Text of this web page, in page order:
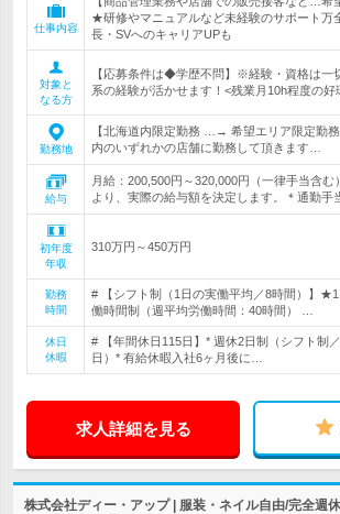
仕事内容
★研修やマニュアルなど未経験のサポート
長・SVへのキャリアUPも
対象と
なる方
【応募条件は◆学歴不問】※経験・資格は一
系の経験が活かせます！<残業月10h程度の好
勤務地
【北海道内限定勤務 …→ 希望エリア限定勤
内のいずれかの店舗に勤務して頂きます…
給与
月給：200,500円～320,000円（一律手当含む
より、実際の給与額を決定します。＊通勤手
初年度
年収
310万円～450万円
勤務
時間
# 【シフト制（1日の実働平均／8時間）】
働時間制（週平均労働時間：40時間） …
休日
休暇
# 【年間休日115日】* 週休2日制（シフト制
日）* 有給休暇入社6ヶ月後に…
求人詳細を見る
株式会社ディー・アップ | 服装・ネイル自由/完全週